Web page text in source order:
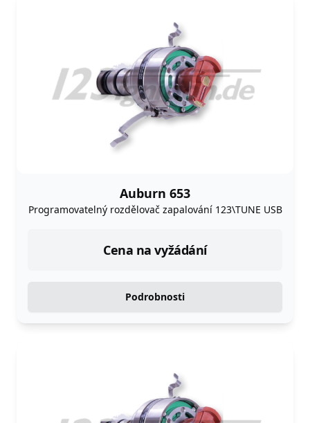
Auburn 653
Programovatelný rozdělovač zapalování 123\TUNE USB
Cena na vyžádání
Podrobnosti